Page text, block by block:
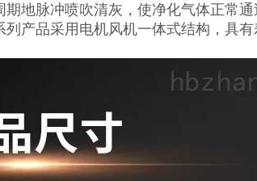
地脉冲喷吹清灰，使净化气体正常
产品采用电机风机一体式结构，具有